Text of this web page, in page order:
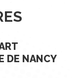
DE NANCY